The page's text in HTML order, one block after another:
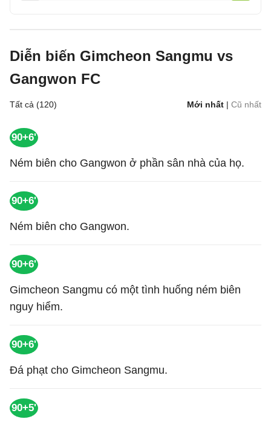
Diễn biến Gimcheon Sangmu vs
Gangwon FC
Tất cả (120) Mới nhất | Cũ nhất
90+6'
Ném biên cho Gangwon ở phần sân nhà của họ.
90+6'
Ném biên cho Gangwon.
90+6'
Gimcheon Sangmu có một tình huống ném biên
nguy hiểm.
90+6'
Đá phạt cho Gimcheon Sangmu.
90+5'